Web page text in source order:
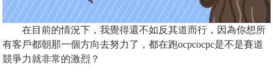
在目前的情況下，我覺得還不如反其道而行，因為你想所
有客戶都朝那一個方向去努力了，都在跑ocpcocpc是不是賽道
競爭力就非常的激烈？